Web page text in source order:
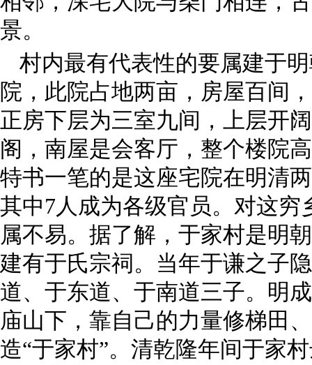
景。
村内最有代表性的要属建于
院，此院占地两亩，房屋百间
正房下层为三室九间，上层开
阁，南屋是会客厅，整个楼院
特书一笔的是这座宅院在明清
其中7人成为各级官员。对这
属不易。据了解，于家村是明
建有于氏宗祠。当年于谦之子
道、于东道、于南道三子。明
庙山下，靠自己的力量修梯田
造“于家村”。清乾隆年间于家